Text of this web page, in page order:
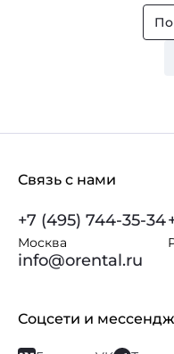
Связь с нами
+7 (495) 744-35-34
Москва
info@orental.ru
Соцсети и